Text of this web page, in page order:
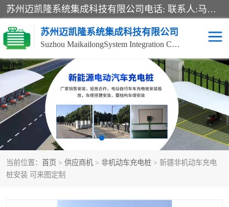
苏州迈凯隆系统集成科技有限公司电话: 联系人:马杰森 销售安装视频监控、报警系统、电话交换机、门禁考勤、巡更系统、呼叫对讲系统、停车场道闸、智能家居、广播系统、综合布线、办公设备、电子商务软件、网络工程、酒店门锁系列 系统集成、VOD视频点播、LED显示屏、节能产品、USP电源、收银机等弱电及智能化项目。
苏州迈凯隆系统集成科技有限公司
Suzhou MaikailongSystem Integration Co., Ltd.
当前位置： 首页 > 供应商机 > 非机动车充电桩 > 新疆非机动车充电
桩安装 可来图定制
非机动车充电桩 电瓶车充电桩
电动自行车充电桩 两轮电动车充电桩
充电桩